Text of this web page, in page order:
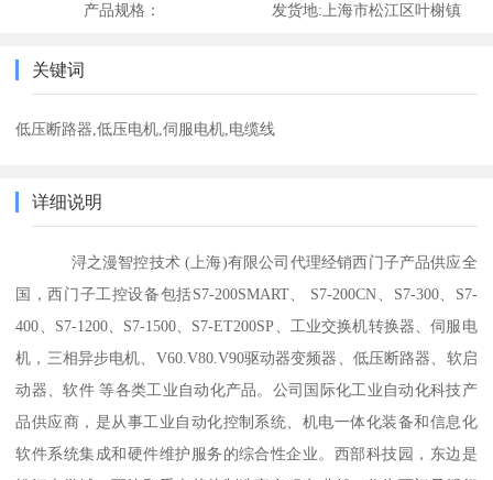
产品规格： 发货地: 上海市松江区叶榭镇
关键词
低压断路器,低压电机,伺服电机,电缆线
详细说明
浔之漫智控技术 (上海)有限公司代理经销西门子产品供应全
国，西门子工控设备包括S7-200SMART、 S7-200CN、S7-300、S7-
400、S7-1200、S7-1500、S7-ET200SP、工业交换机转换器、伺服电
机，三相异步电机、V60.V80.V90驱动器变频器、低压断路器、软启
动器、软件 等各类工业自动化产品。公司国际化工业自动化科技产
品供应商，是从事工业自动化控制系统、机电一体化装备和信息化
软件系统集成和硬件维护服务的综合性企业。西部科技园，东边是